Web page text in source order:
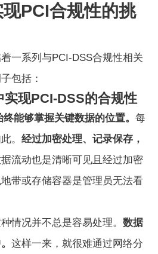
PCI合规性的挑
一系列与PCI-DSS合规性相关
包括：
实现PCI-DSS的合规性
终能够掌握关键数据的位置。每
。经过加密处理、记录保存，
流动也是清晰可见且经过加密
带或存储容器是管理员无法看
情况并不总是容易处理。数据
这样一来，就很难通过网络分